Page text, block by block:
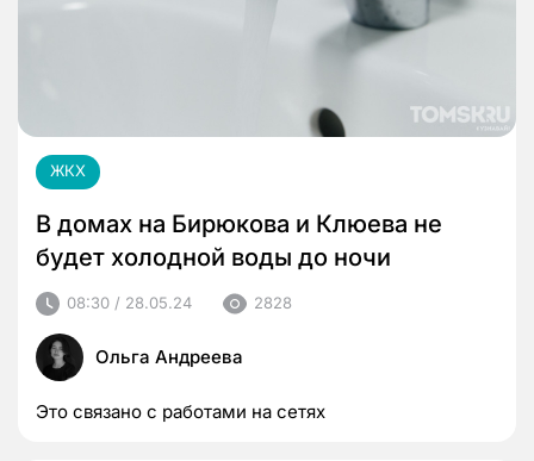
ЖКХ
В домах на Бирюкова и Клюева не
будет холодной воды до ночи
08:30 / 28.05.24 2828
Ольга Андреева
Это связано с работами на сетях